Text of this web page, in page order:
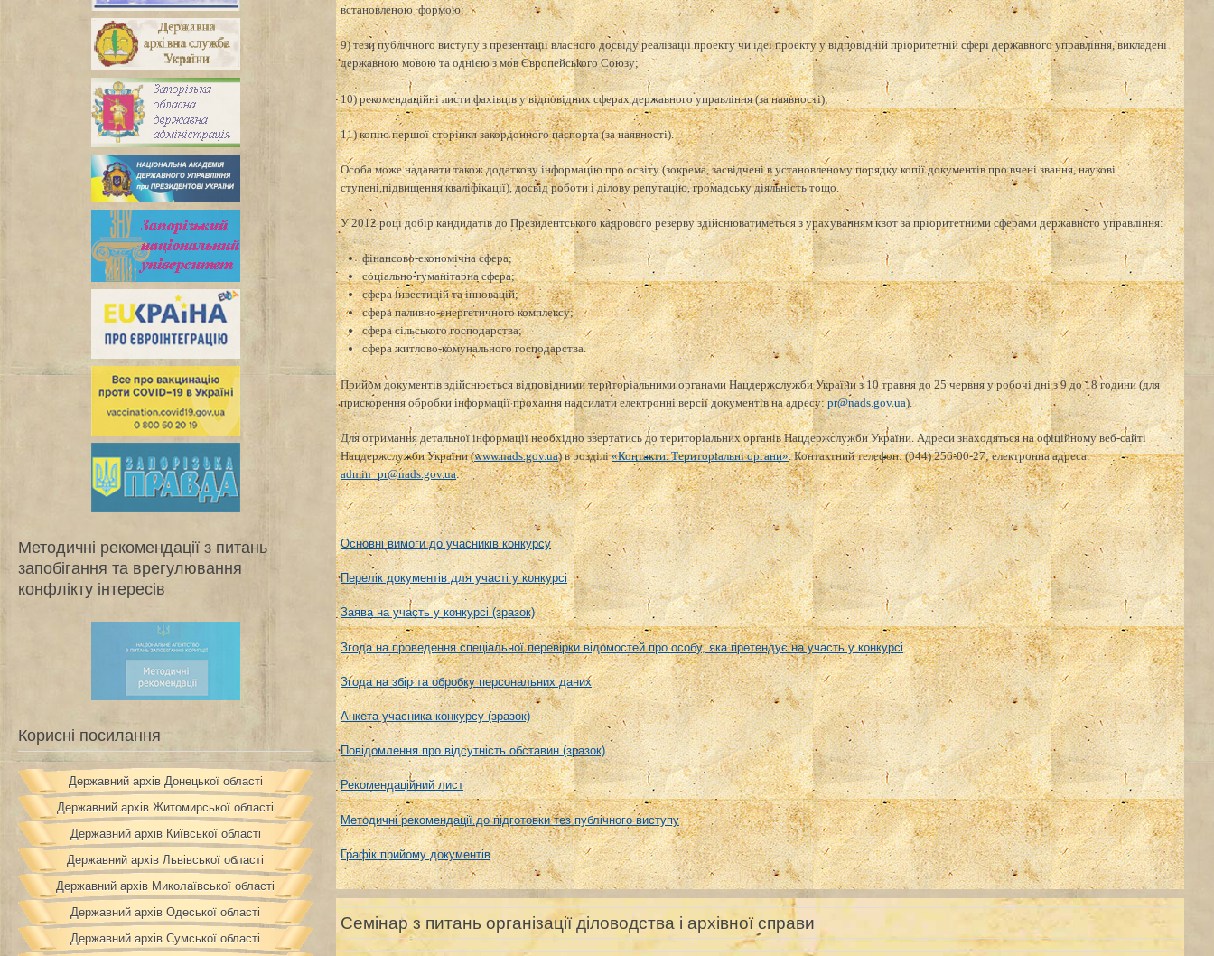
Методичні рекомендації з питань
запобігання та врегулювання
конфлікту інтересів
Корисні посилання
Державний архів Донецької області
Державний архів Житомирської області
Державний архів Київської області
Державний архів Львівської області
Державний архів Миколаївської області
Державний архів Одеської області
Державний архів Сумської області
встановленою формою;
9) тези публічного виступу з презентації власного досвіду реалізації проекту чи ідеї проекту у відповідній пріоритетній сфері державного управління, викладені
державною мовою та однією з мов Європейського Союзу;
10) рекомендаційні листи фахівців у відповідних сферах державного управління (за наявності);
11) копію першої сторінки закордонного паспорта (за наявності).
Особа може надавати також додаткову інформацію про освіту (зокрема, засвідчені в установленому порядку копії документів про вчені звання, наукові
ступені,підвищення кваліфікації), досвід роботи і ділову репутацію, громадську діяльність тощо.
У 2012 році добір кандидатів до Президентського кадрового резерву здійснюватиметься з урахуванням квот за пріоритетними сферами державного управління:
фінансово-економічна сфера;
соціально-гуманітарна сфера;
сфера інвестицій та інновацій;
сфера паливно-енергетичного комплексу;
сфера сільського господарства;
сфера житлово-комунального господарства.
Прийом документів здійснюється відповідними територіальними органами Нацдержслужби України з 10 травня до 25 червня у робочі дні з 9 до 18 години (для
прискорення обробки інформації прохання надсилати електронні версії документів на адресу:pr@nads.gov.ua).
Для отримання детальної інформації необхідно звертатись до територіальних органів Нацдержслужби України. Адреси знаходяться на офіційному веб-сайті
Нацдержслужби України (www.nads.gov.ua) в розділі«Контакти. Територіальні органи». Контактний телефон: (044) 256-00-27; електронна адреса:
admin_pr@nads.gov.ua.
Основні вимоги до учасників конкурсу
Перелік документів для участі у конкурсі
Заява на участь у конкурсі (зразок)
Згода на проведення спеціальної перевірки відомостей про особу, яка претендує на участь у конкурсі
Згода на збір та обробку персональних даних
Анкета учасника конкурсу (зразок)
Повідомлення про відсутність обставин (зразок)
Рекомендаційний лист
Методичні рекомендації до підготовки тез публічного виступу
Графік прийому документів
Семінар з питань організації діловодства і архівної справи